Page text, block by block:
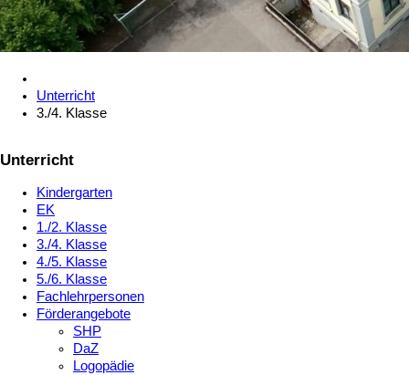
Unterricht
3./4. Klasse
Unterricht
Kindergarten
EK
1./2. Klasse
3./4. Klasse
4./5. Klasse
5./6. Klasse
Fachlehrpersonen
Förderangebote
SHP
DaZ
Logopädie